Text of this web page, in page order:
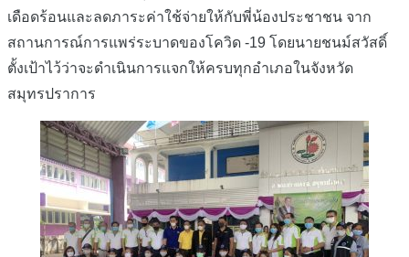
เดือดร้อนและลดภาระค่าใช้จ่ายให้กับพี่น้องประชาชน จาก
สถานการณ์การแพร่ระบาดของโควิด -19 โดยนายชนม์สวัสดิ์
ตั้งเป้าไว้ว่าจะดำเนินการแจกให้ครบทุกอำเภอในจังหวัด
สมุทรปราการ